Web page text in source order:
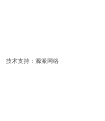
技术支持： 源派网络